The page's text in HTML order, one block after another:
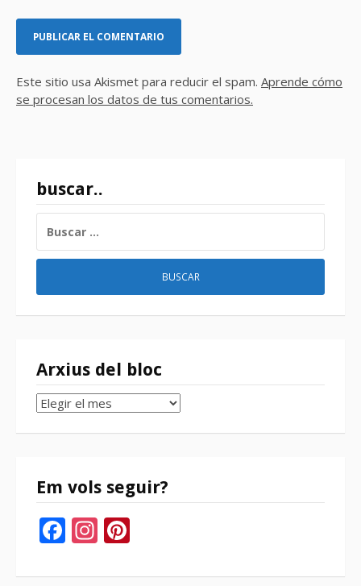
Este sitio usa Akismet para reducir el spam. Aprende cómo
se procesan los datos de tus comentarios.
buscar..
Arxius del bloc
Arxius
bloc
Em vols seguir?
Facebook
Instagram